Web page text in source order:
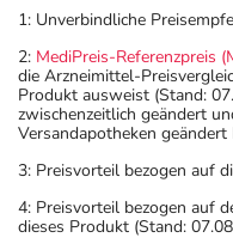
1: Unverbindliche
2: MediPreis-Referenzpreis
die Arzneimittel-
Produkt ausweist (Stand:
zwischenzeitlich geändert
Versandapotheken geändert
3: Preisvorteil bezogen auf
4: Preisvorteil bezogen auf
dieses Produkt (Stand: